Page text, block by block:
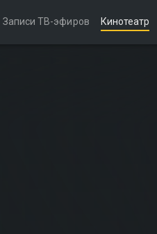
Записи ТВ-эфиров Кинотеатр